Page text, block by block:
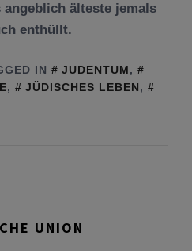
angeblich älteste jemals
enthüllt.
IN JUDENTUM,
, JÜDISCHES LEBEN,
UNION
Generationen,